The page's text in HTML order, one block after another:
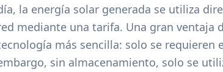
la energía solar generada se utiliza
mediante una tarifa. Una gran ventaja
más sencilla: solo se requieren
sin almacenamiento, solo se